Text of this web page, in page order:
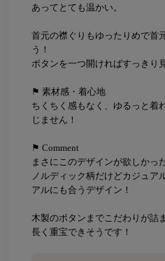
あってとても温かい。
首元の襟ぐりもゆったりめで首
う！
ボタンを一つ開ければすっきり見
⚑ 素材感・着心地
ちくちく感もなく、ゆるっと着
じません！
⚑ Comment
まさにこのデザインが欲しかっ
ノルディック柄だけどカジュア
アルにも合うデザイン！
木製のボタンまでこだわりが詰
長く重宝できそうです！